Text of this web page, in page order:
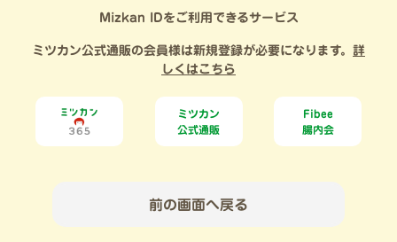
Mizkan IDをご利用できるサービス
ミツカン公式通販の会員様は新規登録が必要になります。 詳
しくはこちら
ミツカン
公式通販
Fibee
腸内会
前の画面へ戻る